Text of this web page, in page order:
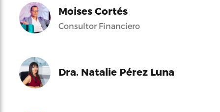
Moises Cortés
Consultor Financiero
Dra. Natalie Pérez Luna